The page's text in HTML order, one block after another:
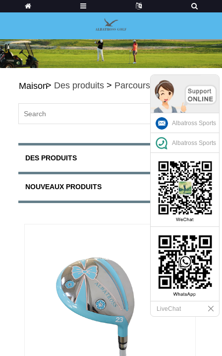
Maison> Des produits > Parcours de golf
DES PRODUITS
NOUVEAUX PRODUITS
Albatross Sports
Albatross Sports
LiveChat